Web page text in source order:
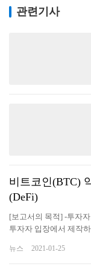
관련기사
비트코인(BTC)
(DeFi)
[보고서의 목적] -투자
투자자 입장에서 제작
자가 투자 시점에 즉각
뉴스 2021-01-25